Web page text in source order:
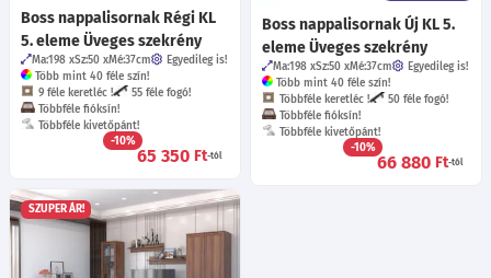
Boss nappalisornak Régi KL
5. eleme Üveges szekrény
Ma:198 Sz:50 Mé:37cm
Egyedileg is!
Több mint 40 féle szín!
9 féle keretléc !
55 féle fogó!
Többféle fióksín!
Többféle kivetőpánt!
-10%
65 350 Ft-tól
Boss nappalisornak Új KL 5.
eleme Üveges szekrény
Ma:198 Sz:50 Mé:37cm
Egyedileg is!
Több mint 40 féle szín!
Többféle keretléc !
50 féle fogó!
Többféle fióksín!
Többféle kivetőpánt!
-10%
66 880 Ft-tól
SZUPER ÁR!